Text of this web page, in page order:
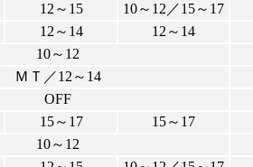
12～15 10～12／15～17
12～14 12～14
10～12
ＭＴ／12～14
OFF
15～17 15～17
10～12